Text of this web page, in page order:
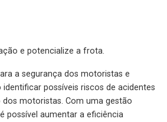
e potencialize a frota.
a segurança dos motoristas e
possíveis riscos de acidentes
motoristas. Com uma gestão
possível aumentar a eficiência